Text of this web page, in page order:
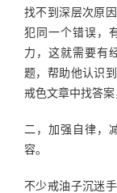
找不到深层次原
犯同一个错误，
力，这就需要有
题，帮助他认识
戒色文章中找答案
二，加强自律，
容。
不少戒油子沉迷